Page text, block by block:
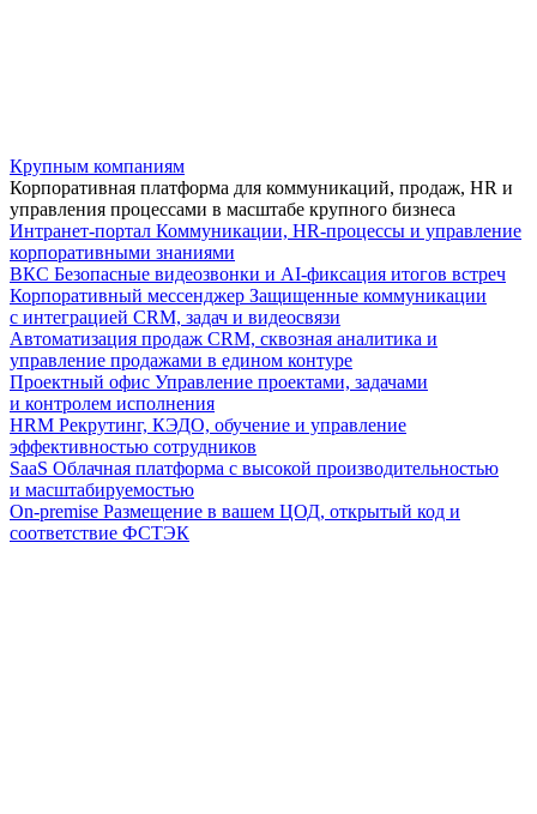
Крупным компаниям
Корпоративная платформа для коммуникаций, продаж, HR и
управления процессами в масштабе крупного бизнеса
Интранет-портал Коммуникации, HR-процессы и управление
корпоративными знаниями
ВКС Безопасные видеозвонки и AI-фиксация итогов встреч
Корпоративный мессенджер Защищенные коммуникации
с интеграцией CRM, задач и видеосвязи
Автоматизация продаж CRM, сквозная аналитика и
управление продажами в едином контуре
Проектный офис Управление проектами, задачами
и контролем исполнения
HRM Рекрутинг, КЭДО, обучение и управление
эффективностью сотрудников
SaaS Облачная платформа с высокой производительностью
и масштабируемостью
On-premise Размещение в вашем ЦОД, открытый код и
соответствие ФСТЭК